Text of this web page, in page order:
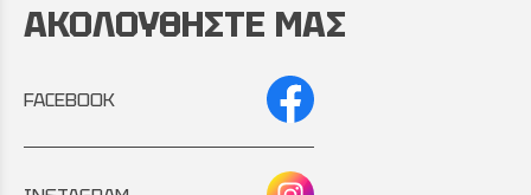
ΑΚΟΛΟΥΘΗΣΤΕ ΜΑΣ
FACEBOOK